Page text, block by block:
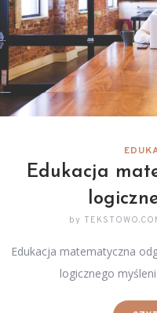
Edukacja
by
Edukacja matematyczna
logicznego